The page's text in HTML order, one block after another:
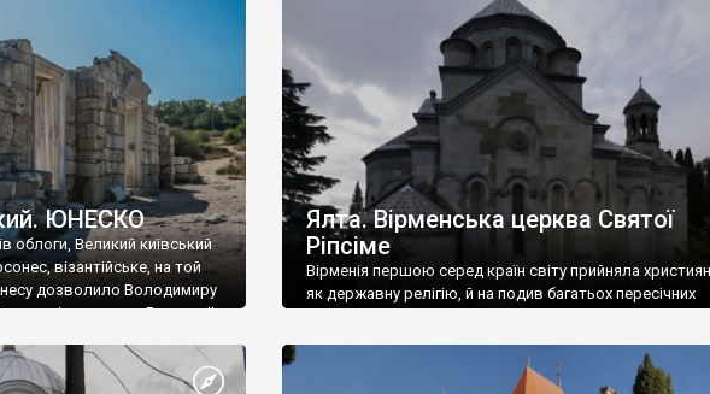
з фондів об’єкту
Таврійського».
Візантії», але експерти та
[…]
називаються «повстяками» (postaki)…” “Вино. Крим
виробляє відмінне вино і його вдосталь: воно все
легке біле і дуже […]
ЮНЕСКО
облоги, Великий київський
візантійське, на той
дозволило Володимиру
імператору Василю ІІ,
став Василем-
Русі. На честь
Ялта. Вірменська церква Святої
Ріпсіме
Вірменія першою серед країн світу прийняла
як державну релігію, й на подив багатьох пересічних